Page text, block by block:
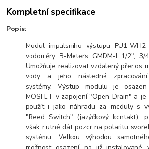
Kompletní specifikace
Popis:
Modul impulsního výstupu PU1-
vodoměry B-Meters GMDM-I 1/2",
Umožňuje realizovat vzdálený přenos
vody a jeho následné zpracování
systémy. Výstup modulu je osazen
MOSFET v zapojení "Open Drain" a je
použít i jako náhradu za moduly s
"Reed Switch" (jazýčkový kontakt),
však nutné dát pozor na polaritu
systému. Velkou výhodou